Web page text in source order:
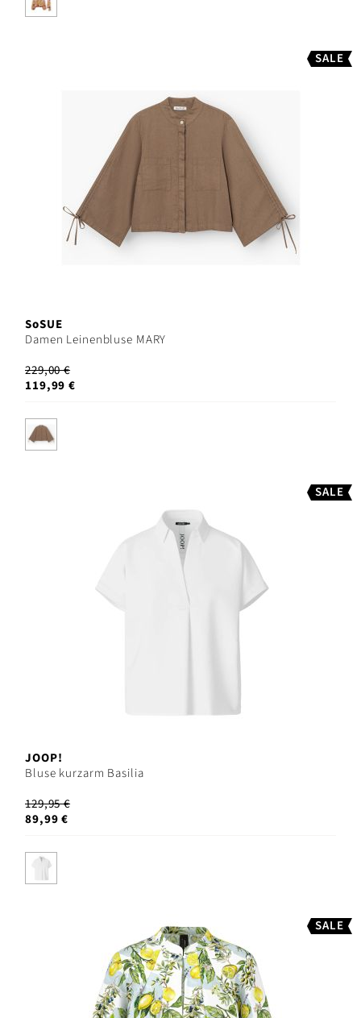
SALE
SoSUE
Damen Leinenbluse MARY
229,00 €
119,99 €
SALE
JOOP!
Bluse kurzarm Basilia
129,95 €
89,99 €
SALE